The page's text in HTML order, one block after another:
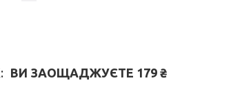
ВИ ЗАОЩАДЖУЄТЕ 179 ₴